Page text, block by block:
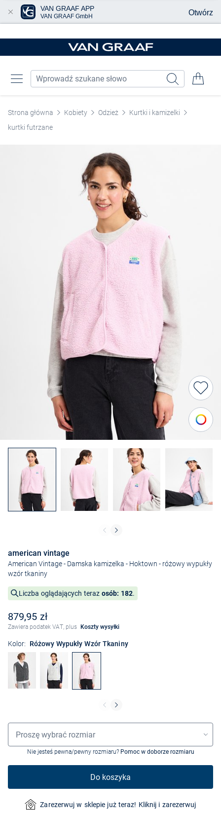
Strona główna Kobiety Odzież
Kurtki i kamizelki
kurtki futrzane
american vintage
American Vintage - Damska kamizelka - Hoktown - różowy wypukły
wzór tkaniny
Liczba oglądających teraz osób: 182.
879,95 zł
Zawiera podatek VAT, plus Koszty wysyłki
Kolor: Różowy Wypukły Wzór Tkaniny
Wybór rozmiaru
Proszę wybrać rozmiar
Nie jesteś pewna/pewny rozmiaru? Pomoc w doborze rozmiaru
Do koszyka
Zarezerwuj w sklepie już teraz! Kliknij i zarezerwuj
VAN GRAAF APP
VAN GRAAF GmbH Otwórz